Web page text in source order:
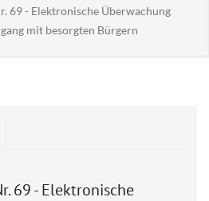
69 - Elektronische Überwachung
mit besorgten Bürgern
69 - Elektronische